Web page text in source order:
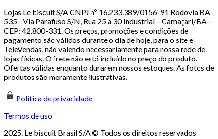
Lojas Le biscuit S/A CNPJ nº 16.233.389/0156-91 Rodovia BA
535 - Via Parafuso S/N, Rua 25 a 30 Industrial – Camaçari/BA –
CEP: 42.800-331. Os preços, promoções e condições de
pagamento são válidos durante o dia de hoje, para o site e
TeleVendas, não valendo necessariamente para nossa rede de
lojas físicas. O frete não está incluído no preço do produto.
Ofertas válidas enquanto durarem nossos estoques. As fotos de
produtos são meramente ilustrativas.
Politica de privacidade
Termos de uso
2025. Le biscuit Brasil S/A © Todos os direitos reservados